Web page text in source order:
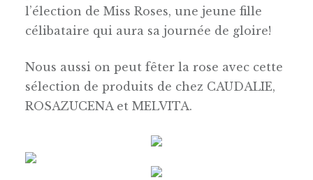
l’élection de Miss Roses, une jeune fille
célibataire qui aura sa journée de gloire!
Nous aussi on peut fêter la rose avec cette
sélection de produits de chez CAUDALIE,
ROSAZUCENA et MELVITA.